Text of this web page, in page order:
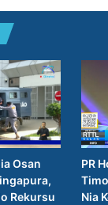
Osan
Rekursu
PR
Nia